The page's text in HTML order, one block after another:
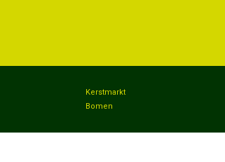
Kerstmarkt
Bomen